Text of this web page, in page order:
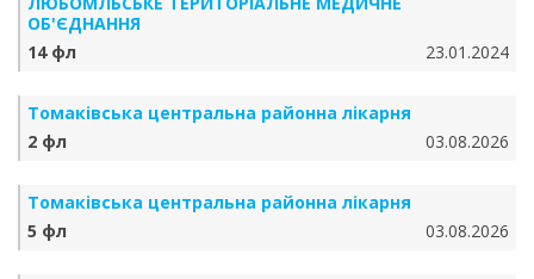
ОБ'ЄДНАННЯ
14 фл
23.01.2024
Томаківська центральна районна лікарня
2 фл
03.08.2026
Томаківська центральна районна лікарня
5 фл
03.08.2026